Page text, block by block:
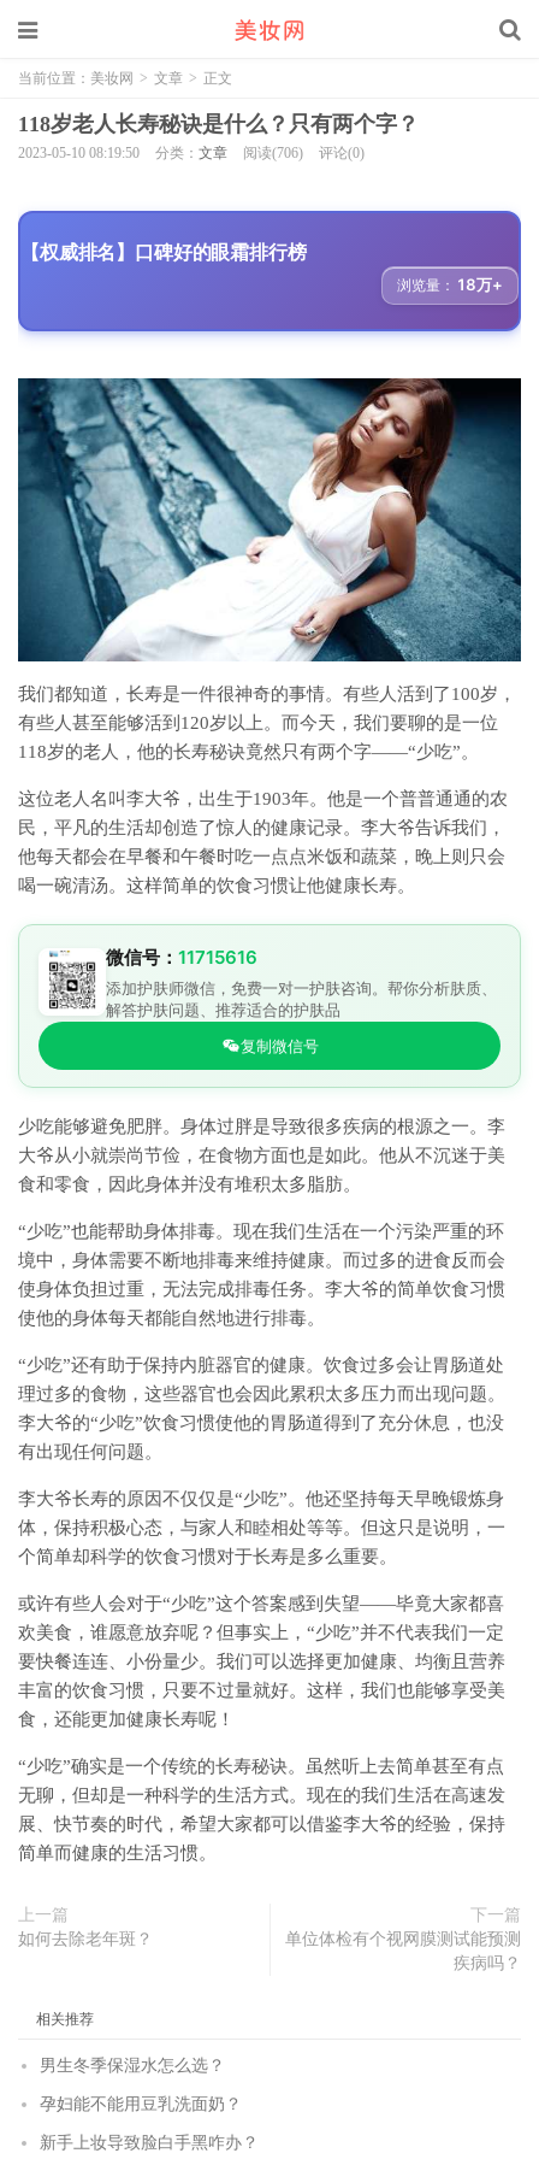
当前位置： 美妆网 > 文章 > 正文
118岁老人长寿秘诀是什么？只有两个字？
2023-05-10 08:19:50 分类： 文章 阅读(706) 评论(0)
【权威排名】口碑好的眼霜排行榜
浏览量： 18万+
我们都知道，长寿是一件很神奇的事情。有些人活到了100岁，
有些人甚至能够活到120岁以上。而今天，我们要聊的是一位
118岁的老人，他的长寿秘诀竟然只有两个字——“少吃”。
这位老人名叫李大爷，出生于1903年。他是一个普普通通的农
民，平凡的生活却创造了惊人的健康记录。李大爷告诉我们，
他每天都会在早餐和午餐时吃一点点米饭和蔬菜，晚上则只会
喝一碗清汤。这样简单的饮食习惯让他健康长寿。
微信号： 11715616
添加护肤师微信，免费一对一护肤咨询。帮你分析肤质、
解答护肤问题、推荐适合的护肤品
复制微信号
少吃能够避免肥胖。身体过胖是导致很多疾病的根源之一。李
大爷从小就崇尚节俭，在食物方面也是如此。他从不沉迷于美
食和零食，因此身体并没有堆积太多脂肪。
“少吃”也能帮助身体排毒。现在我们生活在一个污染严重的环
境中，身体需要不断地排毒来维持健康。而过多的进食反而会
使身体负担过重，无法完成排毒任务。李大爷的简单饮食习惯
使他的身体每天都能自然地进行排毒。
“少吃”还有助于保持内脏器官的健康。饮食过多会让胃肠道处
理过多的食物，这些器官也会因此累积太多压力而出现问题。
李大爷的“少吃”饮食习惯使他的胃肠道得到了充分休息，也没
有出现任何问题。
李大爷长寿的原因不仅仅是“少吃”。他还坚持每天早晚锻炼身
体，保持积极心态，与家人和睦相处等等。但这只是说明，一
个简单却科学的饮食习惯对于长寿是多么重要。
或许有些人会对于“少吃”这个答案感到失望——毕竟大家都喜
欢美食，谁愿意放弃呢？但事实上，“少吃”并不代表我们一定
要快餐连连、小份量少。我们可以选择更加健康、均衡且营养
丰富的饮食习惯，只要不过量就好。这样，我们也能够享受美
食，还能更加健康长寿呢！
“少吃”确实是一个传统的长寿秘诀。虽然听上去简单甚至有点
无聊，但却是一种科学的生活方式。现在的我们生活在高速发
展、快节奏的时代，希望大家都可以借鉴李大爷的经验，保持
简单而健康的生活习惯。
上一篇
如何去除老年斑？
下一篇
单位体检有个视网膜测试能预测
疾病吗？
相关推荐
男生冬季保湿水怎么选？
孕妇能不能用豆乳洗面奶？
新手上妆导致脸白手黑咋办？